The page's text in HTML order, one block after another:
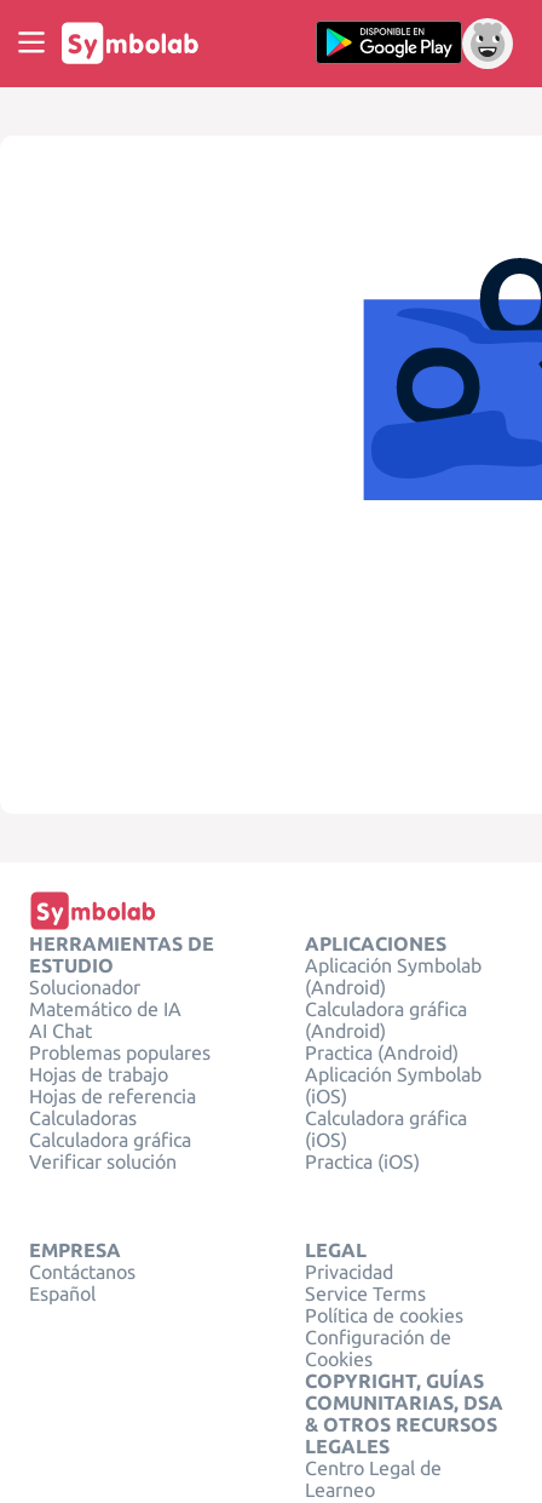
HERRAMIENTAS DE
ESTUDIO
Solucionador
Matemático de IA
AI Chat
Problemas populares
Hojas de trabajo
Hojas de referencia
Calculadoras
Calculadora gráfica
Verificar solución
APLICACIONES
Aplicación Symbolab
(Android)
Calculadora gráfica
(Android)
Practica (Android)
Aplicación Symbolab
(iOS)
Calculadora gráfica
(iOS)
Practica (iOS)
EMPRESA
Contáctanos
Español
LEGAL
Privacidad
Service Terms
Política de cookies
Configuración de
Cookies
COPYRIGHT, GUÍAS
COMUNITARIAS, DSA
& OTROS RECURSOS
LEGALES
Centro Legal de
Learneo